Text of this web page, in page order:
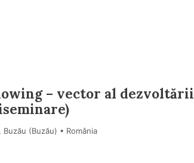
– vector al dezvoltării
(Buzău) • România